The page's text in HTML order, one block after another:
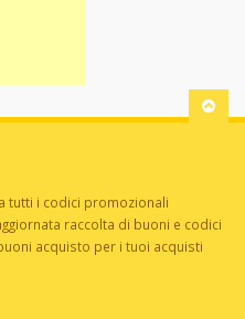
tutti i codici promozionali
raccolta di buoni e codici
acquisto per i tuoi acquisti